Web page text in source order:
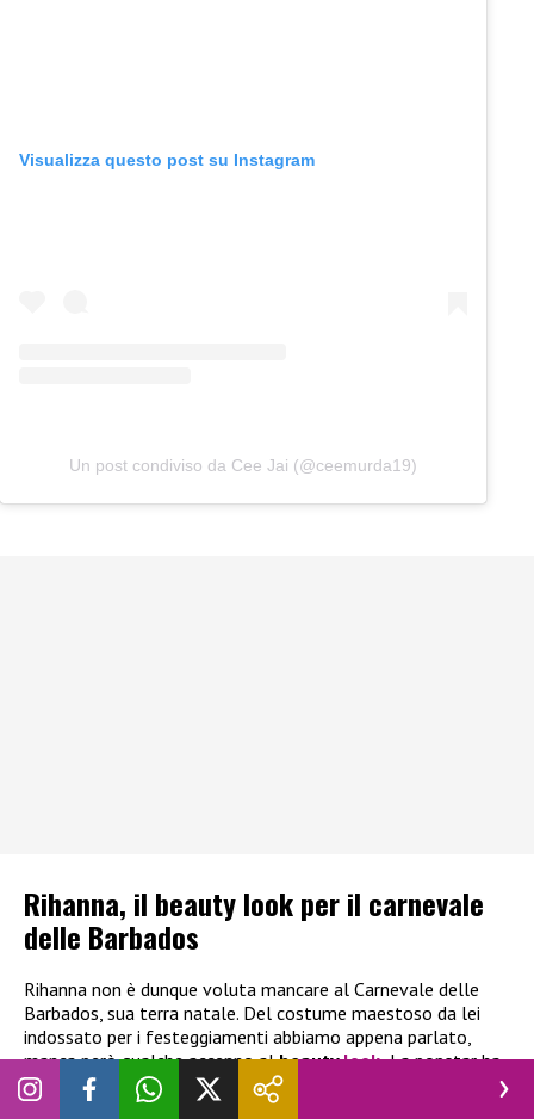
Visualizza questo post su Instagram
Un post condiviso da Cee Jai (@ceemurda19)
Rihanna, il beauty look per il carnevale
delle Barbados
Rihanna non è dunque voluta mancare al Carnevale delle
Barbados, sua terra natale. Del costume maestoso da lei
indossato per i festeggiamenti abbiamo appena parlato,
manca però qualche accenno albeautylook.La popstar ha
optato per un rossetto acceso e, soprattutto, a pietre
preziose sotto gli occhi, coordinatissime con l’abito.